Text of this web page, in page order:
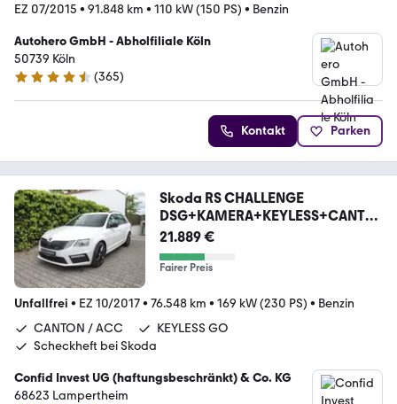
EZ 07/2015 • 91.848 km • 110 kW (150 PS) • Benzin
Autohero GmbH - Abholfiliale Köln
50739 Köln
4.6 Sterne
(365)
Kontakt Parken
Skoda RS CHALLENGE
DSG+KAMERA+KEYLESS+CANTO
N+ACC
21.889 €
Fairer Preis
Unfallfrei • EZ 10/2017• 76.548 km • 169 kW (230 PS) • Benzin
CANTON / ACC
KEYLESS GO
Scheckheft bei Skoda
Confid Invest UG (haftungsbeschränkt) & Co. KG
68623 Lampertheim